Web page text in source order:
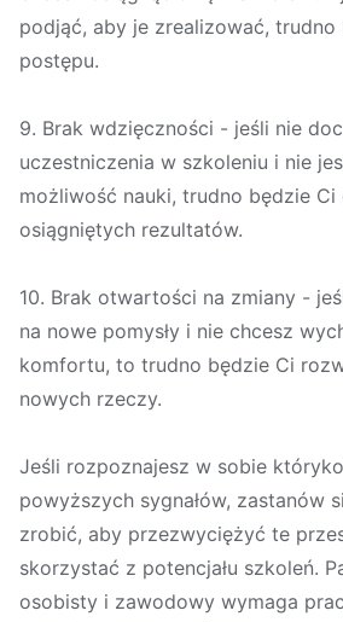
podjąć, aby je zrealizować,
postępu.
9. Brak wdzięczności - jeśli nie
uczestniczenia w szkoleniu i nie
możliwość nauki, trudno będzie Ci
osiągniętych rezultatów.
10. Brak otwartości na zmiany -
na nowe pomysły i nie chcesz
komfortu, to trudno będzie Ci
nowych rzeczy.
Jeśli rozpoznajesz w sobie
powyższych sygnałów, zastanów
zrobić, aby przezwyciężyć te
skorzystać z potencjału szkoleń.
osobisty i zawodowy wymaga